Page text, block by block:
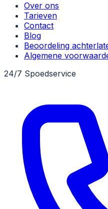
Over ons
Tarieven
Contact
Blog
Beoordeling
Algemene
24/7 Spoedservice